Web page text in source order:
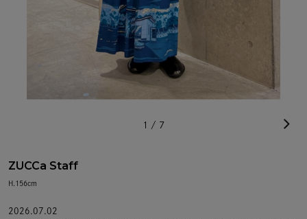
1 / 7
ZUCCa Staff
H.156cm
2026.07.02